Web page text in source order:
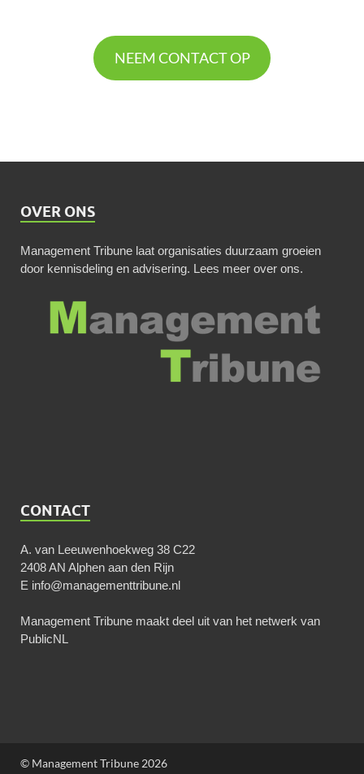
NEEM CONTACT OP
OVER ONS
Management Tribune laat organisaties duurzaam groeien
door kennisdeling en advisering. Lees meer over ons.
CONTACT
A. van Leeuwenhoekweg 38 C22
2408 AN Alphen aan den Rijn
E info@managementtribune.nl
Management Tribune maakt deel uit van het netwerk van
PublicNL
© Management Tribune 2026